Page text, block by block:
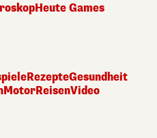
Heute Games
RezepteGesundheit
MotorReisenVideo